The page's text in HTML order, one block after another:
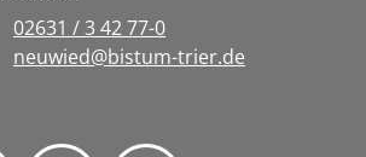
02631 / 3 42 77-0
neuwied@bistum-trier.de